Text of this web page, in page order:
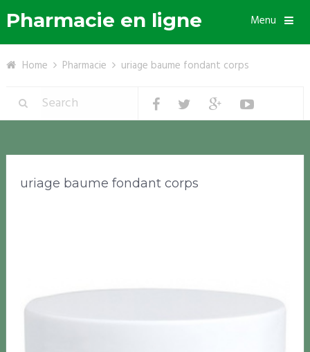
Pharmacie en ligne Menu
Home Pharmacie uriage baume fondant corps
uriage baume fondant corps